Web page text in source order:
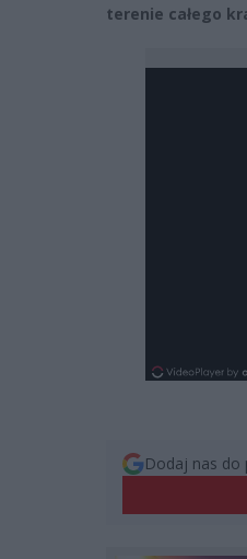
terenie całego
Dodaj nas do